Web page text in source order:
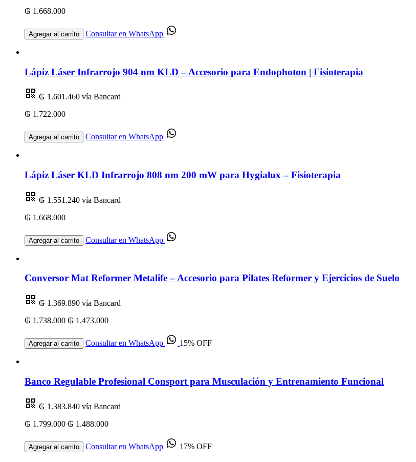
₲ 1.668.000
Agregar al carrito Consultar en WhatsApp
Lápiz Láser Infrarrojo 904 nm KLD – Accesorio para Endophoton | Fisioterapia
₲ 1.601.460 vía Bancard
₲ 1.722.000
Agregar al carrito Consultar en WhatsApp
Lápiz Láser KLD Infrarrojo 808 nm 200 mW para Hygialux – Fisioterapia
₲ 1.551.240 vía Bancard
₲ 1.668.000
Agregar al carrito Consultar en WhatsApp
Conversor Mat Reformer Metalife – Accesorio para Pilates Reformer y Ejercicios de Suelo
₲ 1.369.890 vía Bancard
₲ 1.738.000 ₲ 1.473.000
Agregar al carrito Consultar en WhatsApp 15% OFF
Banco Regulable Profesional Consport para Musculación y Entrenamiento Funcional
₲ 1.383.840 vía Bancard
₲ 1.799.000 ₲ 1.488.000
Agregar al carrito Consultar en WhatsApp 17% OFF